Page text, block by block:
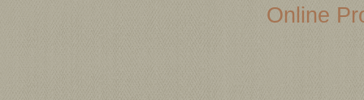
Online